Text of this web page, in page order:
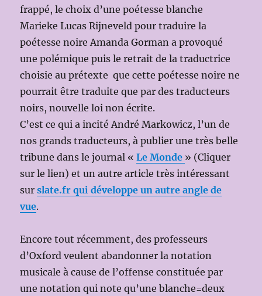
frappé, le choix d’une poétesse blanche
Marieke Lucas Rijneveld pour traduire la
poétesse noire Amanda Gorman a provoqué
une polémique puis le retrait de la traductrice
choisie au prétexte que cette poétesse noire ne
pourrait être traduite que par des traducteurs
noirs, nouvelle loi non écrite.
C’est ce qui a incité André Markowicz, l’un de
nos grands traducteurs, à publier une très belle
tribune dans le journal «Le Monde » (Cliquer
sur le lien) et un autre article très intéressant
surslate.fr qui développe un autre angle de
vue.
Encore tout récemment, des professeurs
d’Oxford veulent abandonner la notation
musicale à cause de l’offense constituée par
une notation qui note qu’une blanche=deux